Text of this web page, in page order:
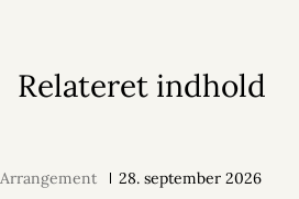
Relateret indhold
Arrangement 28. september 2026